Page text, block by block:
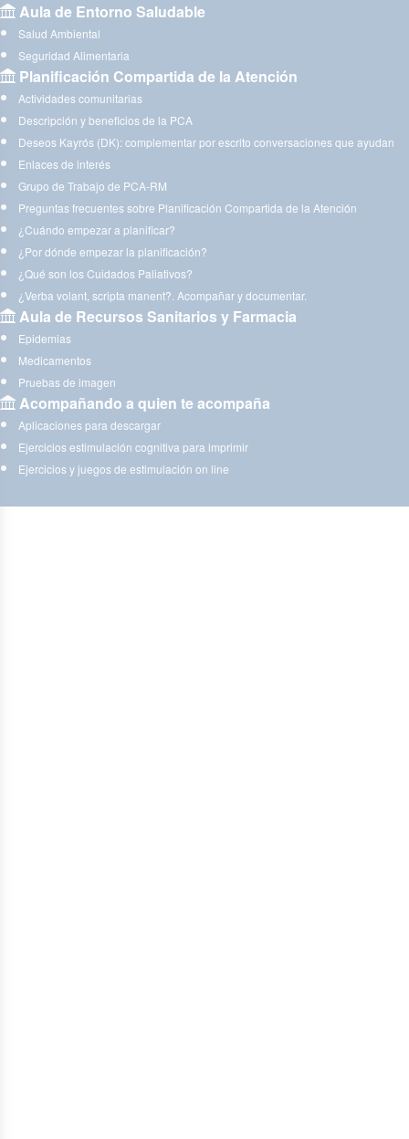
Aula de Entorno Saludable
Salud Ambiental
Seguridad Alimentaria
Planificación Compartida de la Atención
Actividades comunitarias
Descripción y beneficios de la PCA
Deseos Kayrós (DK): complementar por escrito conversaciones que ayudan
Enlaces de interés
Grupo de Trabajo de PCA-RM
Preguntas frecuentes sobre Planificación Compartida de la Atención
¿Cuándo empezar a planificar?
¿Por dónde empezar la planificación?
¿Qué son los Cuidados Paliativos?
¿Verba volant, scripta manent?. Acompañar y documentar.
Aula de Recursos Sanitarios y Farmacia
Epidemias
Medicamentos
Pruebas de imagen
Acompañando a quien te acompaña
Aplicaciones para descargar
Ejercicios estimulación cognitiva para imprimir
Ejercicios y juegos de estimulación on line